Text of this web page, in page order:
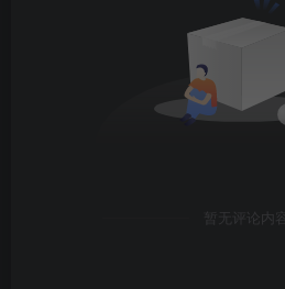
暂无评论内容